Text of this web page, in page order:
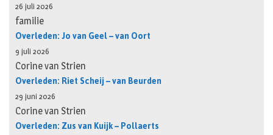
26 juli 2026
familie
Overleden: Jo van Geel – van Oort
9 juli 2026
Corine van Strien
Overleden: Riet Scheij – van Beurden
29 juni 2026
Corine van Strien
Overleden: Zus van Kuijk – Pollaerts